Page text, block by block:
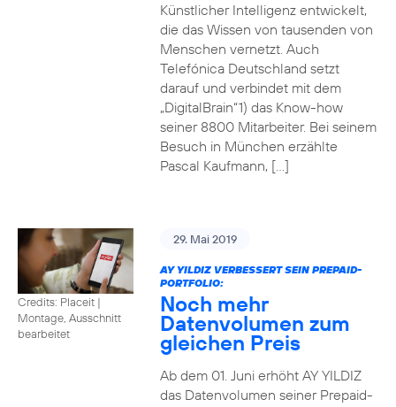
Künstlicher Intelligenz entwickelt,
die das Wissen von tausenden von
Menschen vernetzt. Auch
Telefónica Deutschland setzt
darauf und verbindet mit dem
„DigitalBrain“1) das Know-how
seiner 8800 Mitarbeiter. Bei seinem
Besuch in München erzählte
Pascal Kaufmann, […]
Credits: Placeit |
Montage, Ausschnitt
bearbeitet
29. Mai 2019
AY YILDIZ VERBESSERT SEIN PREPAID-
PORTFOLIO:
Noch mehr
Datenvolumen zum
gleichen Preis
Ab dem 01. Juni erhöht AY YILDIZ
das Datenvolumen seiner Prepaid-